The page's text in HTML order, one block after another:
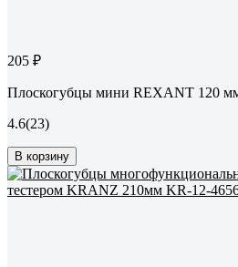
205 ₽
Плоскогубцы мини REXANT 120
4.6(23)
В корзину